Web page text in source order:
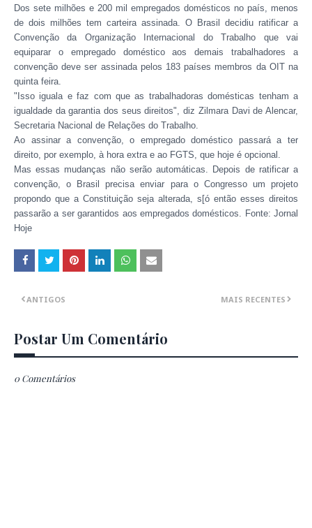
Dos sete milhões e 200 mil empregados domésticos no país, menos
de dois milhões tem carteira assinada. O Brasil decidiu ratificar a
Convenção da Organização Internacional do Trabalho que vai
equiparar o empregado doméstico aos demais trabalhadores a
convenção deve ser assinada pelos 183 países membros da OIT na
quinta feira.
"Isso iguala e faz com que as trabalhadoras domésticas tenham a
igualdade da garantia dos seus direitos", diz Zilmara Davi de Alencar,
Secretaria Nacional de Relações do Trabalho.
Ao assinar a convenção, o empregado doméstico passará a ter
direito, por exemplo, à hora extra e ao FGTS, que hoje é opcional.
Mas essas mudanças não serão automáticas. Depois de ratificar a
convenção, o Brasil precisa enviar para o Congresso um projeto
propondo que a Constituição seja alterada, s[ó então esses direitos
passarão a ser garantidos aos empregados domésticos. Fonte: Jornal
Hoje
MAIS RECENTES
ANTIGOS
Postar Um Comentário
0 Comentários